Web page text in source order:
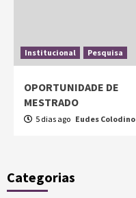
Institucional Pesquisa
OPORTUNIDADE DE
MESTRADO
5 dias ago Eudes Colodino
Categorias